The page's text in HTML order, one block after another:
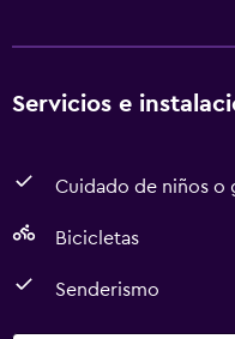
Servicios e
Cuidado de niños o
Bicicletas
Senderismo